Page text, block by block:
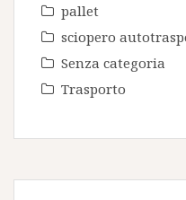
pallet
sciopero
Senza categoria
Trasporto